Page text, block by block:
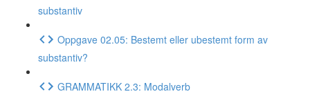
substantiv
Oppgave 02.05: Bestemt eller ubestemt form av
substantiv?
GRAMMATIKK 2.3: Modalverb